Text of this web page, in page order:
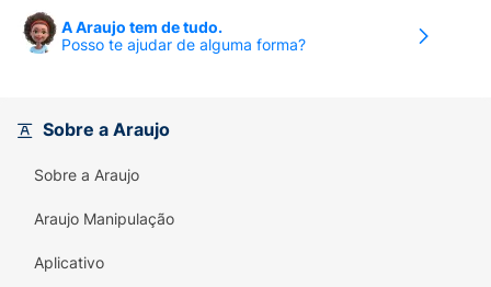
Compacto e prático, o Fortilon Salva Unhas
beleza. Aplique sobre as unhas limpas e secas
a diferença em pouco tempo.
Recupere a beleza das suas unhas e volte a
exibi-las com orgulho! Experimente o Fortilon
A Araujo tem de tudo.
Posso te ajudar de alguma forma?
Sobre a Araujo
Sobre a Araujo
Araujo Manipulação
Aplicativo